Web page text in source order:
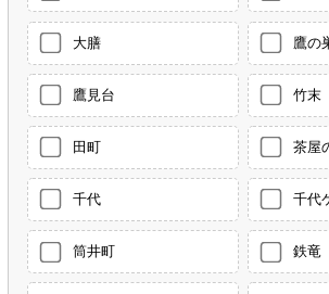
大膳 鷹の
鷹見台 竹末
田町 茶屋
千代 千代
筒井町 鉄竜